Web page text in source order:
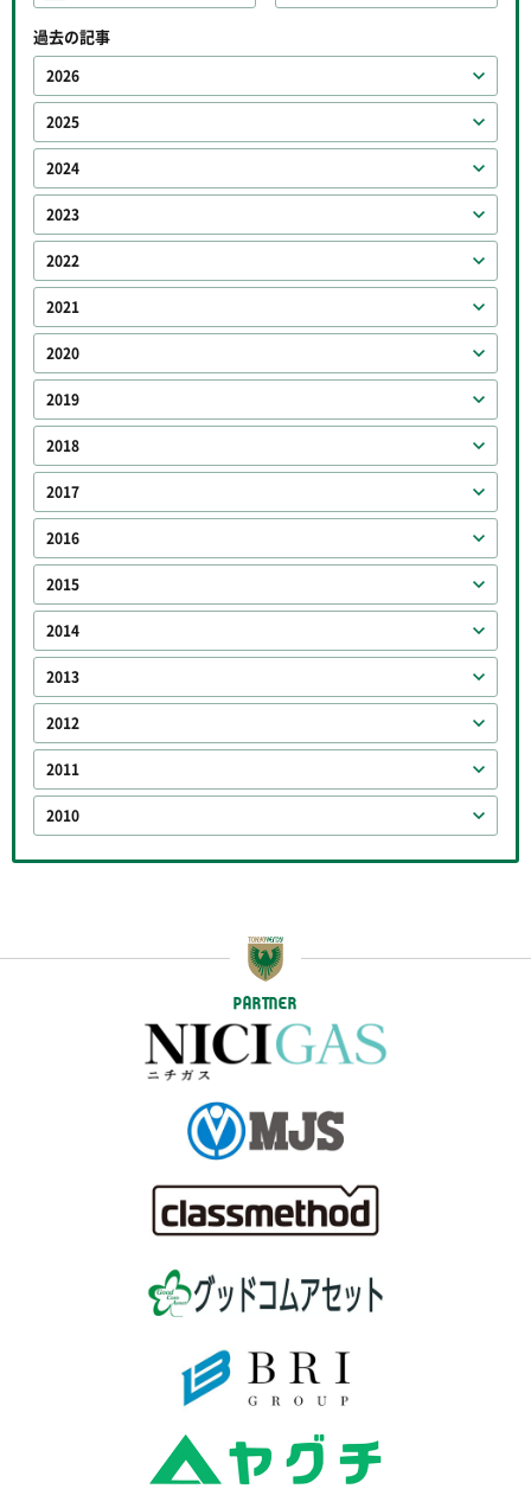
過去の記事
2026
2025
2024
2023
2022
2021
2020
2019
2018
2017
2016
2015
2014
2013
2012
2011
2010
PARTNER